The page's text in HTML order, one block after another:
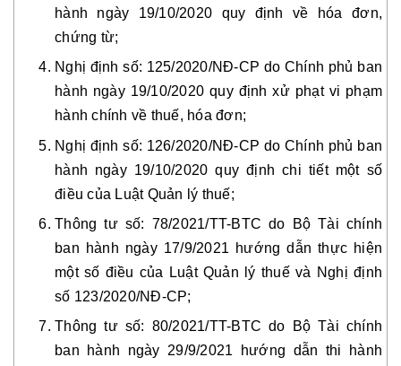
hành ngày 19/10/2020 quy định về hóa đơn,
chứng từ;
Nghị định số: 125/2020/NĐ-CP do Chính phủ ban
hành ngày 19/10/2020 quy định xử phạt vi phạm
hành chính về thuế, hóa đơn;
Nghị định số: 126/2020/NĐ-CP do Chính phủ ban
hành ngày 19/10/2020 quy định chi tiết một số
điều của Luật Quản lý thuế;
Thông tư số: 78/2021/TT-BTC do Bộ Tài chính
ban hành ngày 17/9/2021 hướng dẫn thực hiện
một số điều của Luật Quản lý thuế và Nghị định
số 123/2020/NĐ-CP;
Thông tư số: 80/2021/TT-BTC do Bộ Tài chính
ban hành ngày 29/9/2021 hướng dẫn thi hành